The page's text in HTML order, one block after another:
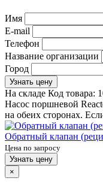
Имя
E-mail
Телефон
Название организации
Город
Узнать цену
На складе Код товара:
Насос поршневой
на обеих сторонах.
Обратный клапан
Цена по запросу
Узнать цену
×